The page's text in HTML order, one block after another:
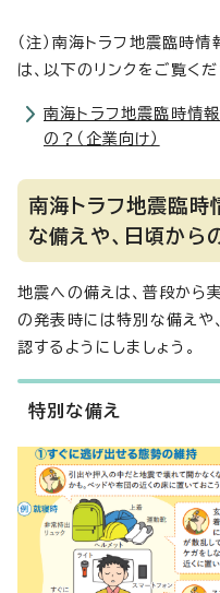
（注）南海トラフ地震臨時
は、以下のリンクをご覧くだ
南海トラフ地震臨時情
の？（企業向け）
南海トラフ地震臨時
な備えや、日頃から
地震への備えは、普段から
の発表時には特別な備えや
認するようにしましょう。
特別な備え